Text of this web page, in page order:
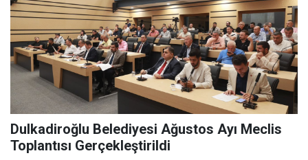
Dulkadiroğlu Belediyesi Ağustos Ayı Meclis
Toplantısı Gerçekleştirildi